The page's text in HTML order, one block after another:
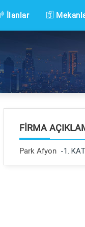
İlanlar
FIRMA
Park Afyon -1. KAT